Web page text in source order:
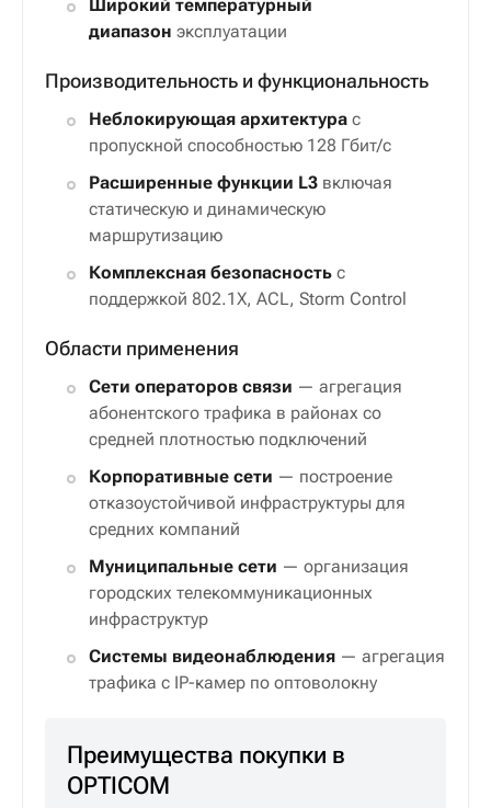
Надежность и отказоустойчивость
возможностью горячей замены
Дублированная система
охлаждениядля стабильной работы 24/7
Широкий температурный
диапазонэксплуатации
Производительность и функциональность
Неблокирующая архитектура с
Расширенные функции L3
статическую и динамическую
маршрутизацию
Комплексная безопасностьс
поддержкой 802.1X, ACL, Storm Control
Области применения
Сети операторов связи
— агрегация
абонентского трафика в районах со
средней плотностью подключений
Корпоративные сети— построение
отказоустойчивой инфраструктуры для
городских телекоммуникационных
инфраструктур